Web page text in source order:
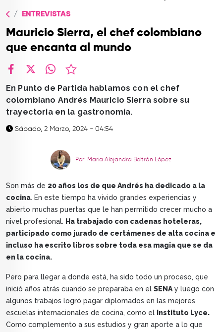
CONTACTO
ENTREVISTAS
Mauricio Sierra, el chef colombiano
que encanta al mundo
En Punto de Partida hablamos con el chef
colombiano Andrés Mauricio Sierra sobre su
trayectoria en la gastronomía.
Sábado, 2 Marzo, 2024 - 04:54
Por: Maria Alejandra Beltrán López
Son más de 20 años los de que Andrés ha dedicado a la
cocina. En este tiempo ha vivido grandes experiencias y
abierto muchas puertas que le han permitido crecer mucho a
nivel profesional. Ha trabajado con cadenas hoteleras,
participado como jurado de certámenes de alta cocina e
incluso ha escrito libros sobre toda esa magia que se da
en la cocina.
Pero para llegar a donde está, ha sido todo un proceso, que
inició años atrás cuando se preparaba en el SENAy luego con
algunos trabajos logró pagar diplomados en las mejores
escuelas internacionales de cocina, como el Instituto Lyce.
Como complemento a sus estudios y gran aporte a lo que